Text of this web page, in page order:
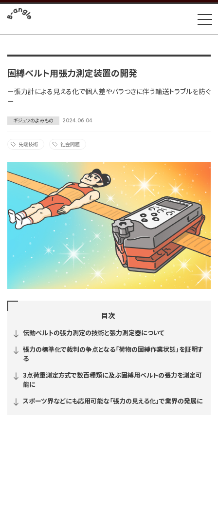
固縛ベルト用張力測定装置の開発
－張力計による見える化で個人差やバラつきに伴う輸送トラブルを防ぐ
－
ギジュツのよみもの 2024.06.04
先端技術 社会問題
目次
伝動ベルトの張力測定の技術と張力測定器について
張力の標準化で裁判の争点となる「荷物の固縛作業状態」を証明す
る
3点荷重測定方式で数百種類に及ぶ固縛用ベルトの張力を測定可
能に
スポーツ界などにも応用可能な「張力の見える化」で業界の発展に